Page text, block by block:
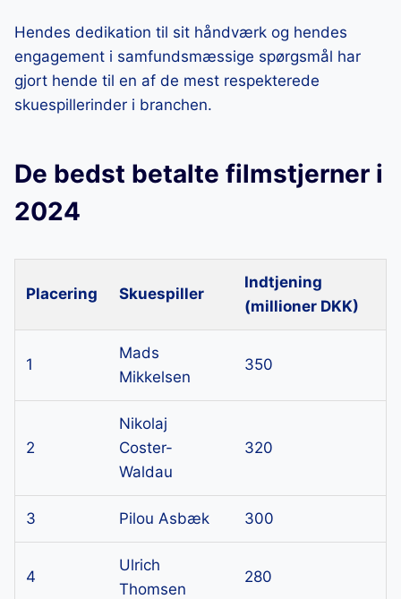
Hendes dedikation til sit håndværk og hendes
engagement i samfundsmæssige spørgsmål har
gjort hende til en af de mest respekterede
skuespillerinder i branchen.
De bedst betalte filmstjerner i
2024
Placering Skuespiller
Indtjening
(millioner DKK)
1
Mads
Mikkelsen
350
2
Nikolaj
Coster-
Waldau
320
3 Pilou Asbæk 300
4
Ulrich
Thomsen
280